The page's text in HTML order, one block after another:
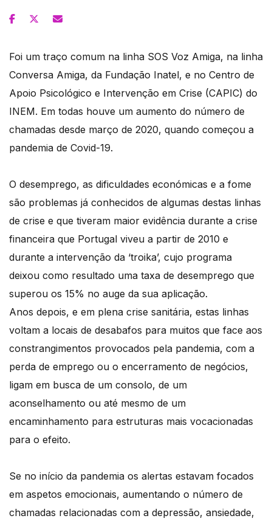
Foi um traço comum na linha SOS Voz Amiga, na linha
Conversa Amiga, da Fundação Inatel, e no Centro de
Apoio Psicológico e Intervenção em Crise (CAPIC) do
INEM. Em todas houve um aumento do número de
chamadas desde março de 2020, quando começou a
pandemia de Covid-19.
O desemprego, as dificuldades económicas e a fome
são problemas já conhecidos de algumas destas linhas
de crise e que tiveram maior evidência durante a crise
financeira que Portugal viveu a partir de 2010 e
durante a intervenção da ‘troika’, cujo programa
deixou como resultado uma taxa de desemprego que
superou os 15% no auge da sua aplicação.
Anos depois, e em plena crise sanitária, estas linhas
voltam a locais de desabafos para muitos que face aos
constrangimentos provocados pela pandemia, com a
perda de emprego ou o encerramento de negócios,
ligam em busca de um consolo, de um
aconselhamento ou até mesmo de um
encaminhamento para estruturas mais vocacionadas
para o efeito.
Se no início da pandemia os alertas estavam focados
em aspetos emocionais, aumentando o número de
chamadas relacionadas com a depressão, ansiedade,